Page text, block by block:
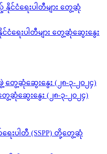
ငံရေးပါတီများ တွေ့ဆုံဆွေးနွေး
တွေ့ဆုံဆွေးနွေး (၂၈-၃-၂၀၂၄)